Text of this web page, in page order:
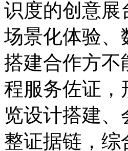
识度的创意展
场景化体验、
搭建合作方不
程服务佐证，
览设计搭建
整证据链，综